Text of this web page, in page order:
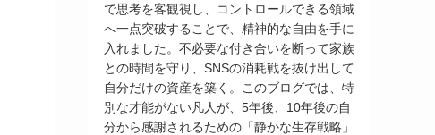
で思考を客観視し、コントロールできる領域
へ一点突破することで、精神的な自由を手に
入れました。不必要な付き合いを断って家族
との時間を守り、SNSの消耗戦を抜け出して
自分だけの資産を築く。このブログでは、特
別な才能がない凡人が、5年後、10年後の自
分から感謝されるための「静かな生存戦略」